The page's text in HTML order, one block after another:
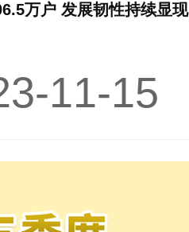
万户 发展韧性持续显现
11-15